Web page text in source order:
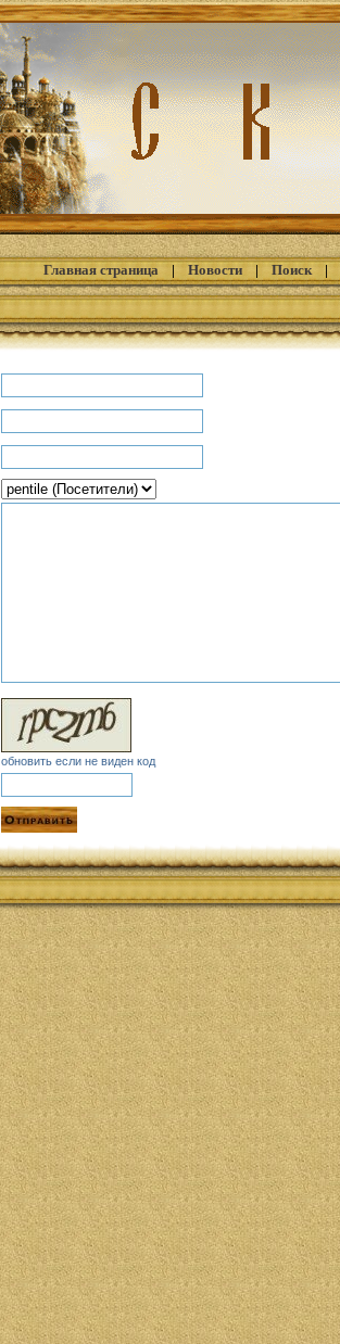
Главная страница| Новости| Поиск|
обновить если не виден код